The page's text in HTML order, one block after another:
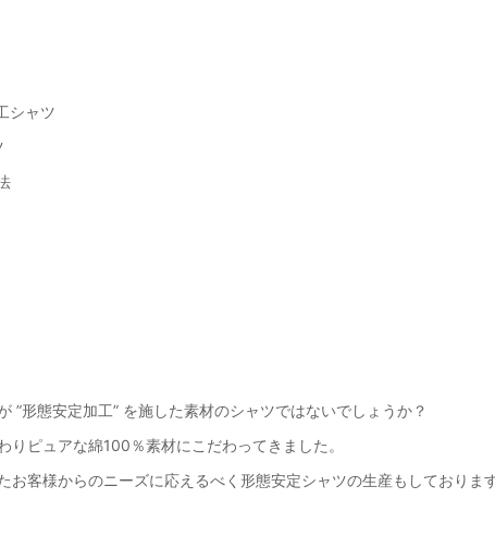
シャツ
”形態安定加工” を施した素材のシャツではないでしょうか？
りピュアな綿100％素材にこだわってきました。
お客様からのニーズに応えるべく形態安定シャツの生産もしております